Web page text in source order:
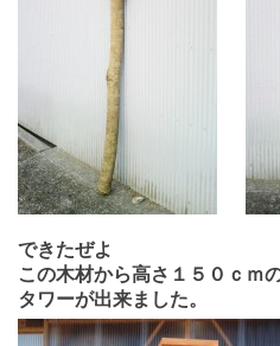
できたぜよ
この木材から高さ１５０ｃｍ
タワーが出来ました。